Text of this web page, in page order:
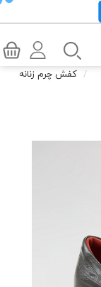
کفش چرم زنانه